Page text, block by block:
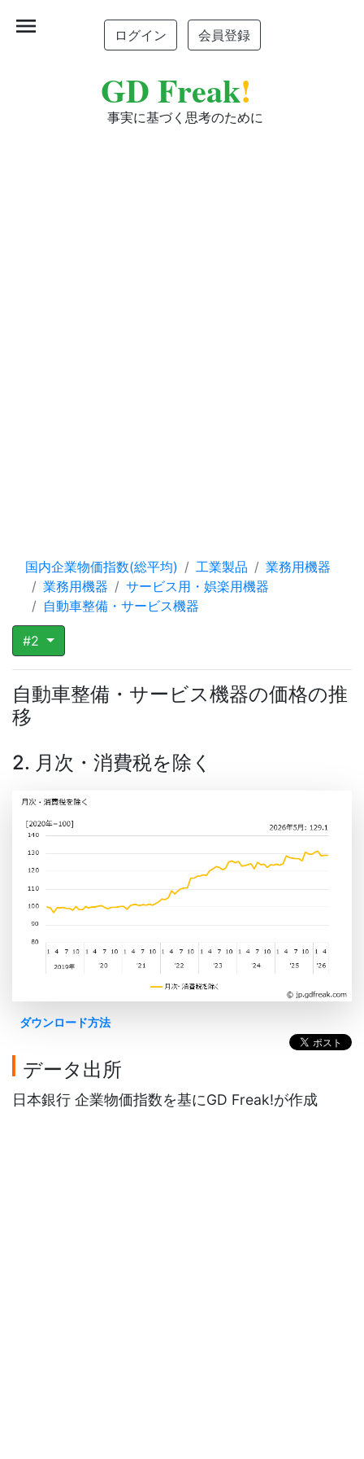
ログイン 会員登録
GD Freak!
事実に基づく思考のために
menu
国内企業物価指数(総平均) 工業製品
業務用機器
業務用機器
サービス用・娯楽用機器
自動車整備・サービス機器
#2
自動車整備・サービス機器の価格の推
移
2. 月次・消費税を除く
ダウンロード方法
データ出所
日本銀行 企業物価指数を基にGD Freak!が作成